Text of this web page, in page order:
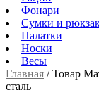
Фонари
Сумки и
Палатки
Носки
Весы
Главная /Товар
сталь